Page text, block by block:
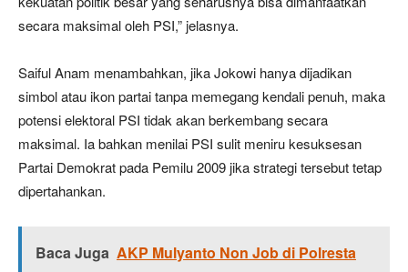
secara maksimal oleh PSI,” jelasnya.
Saiful Anam menambahkan, jika Jokowi hanya dijadikan
simbol atau ikon partai tanpa memegang kendali penuh, maka
potensi elektoral PSI tidak akan berkembang secara
maksimal. Ia bahkan menilai PSI sulit meniru kesuksesan
Partai Demokrat pada Pemilu 2009 jika strategi tersebut tetap
dipertahankan.
Baca Juga AKP Mulyanto Non Job di Polresta